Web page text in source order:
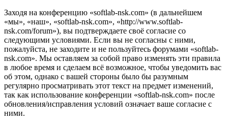
Заходя на конференцию «softlab-nsk.com» (в дальнейшем
«мы», «наш», «softlab-nsk.com», «http://www.softlab-
nsk.com/forum»), вы подтверждаете своё согласие со
следующими условиями. Если вы не согласны с ними,
пожалуйста, не заходите и не пользуйтесь форумами «softlab-
nsk.com». Мы оставляем за собой право изменять эти правила
в любое время и сделаем всё возможное, чтобы уведомить вас
об этом, однако с вашей стороны было бы разумным
регулярно просматривать этот текст на предмет изменений,
так как использование конференции «softlab-nsk.com» после
обновления/исправления условий означает ваше согласие с
ними.